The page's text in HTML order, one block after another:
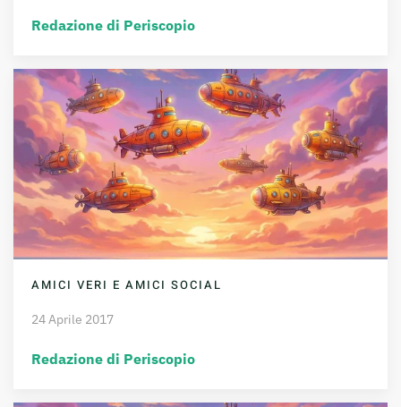
Redazione di Periscopio
AMICI VERI E AMICI SOCIAL
24 Aprile 2017
Redazione di Periscopio